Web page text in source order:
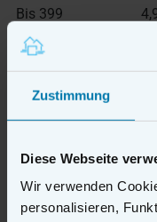
Zustimmung
Diese Webseite
Wir verwenden
personalisieren,
Bis 399
Ab400
Die